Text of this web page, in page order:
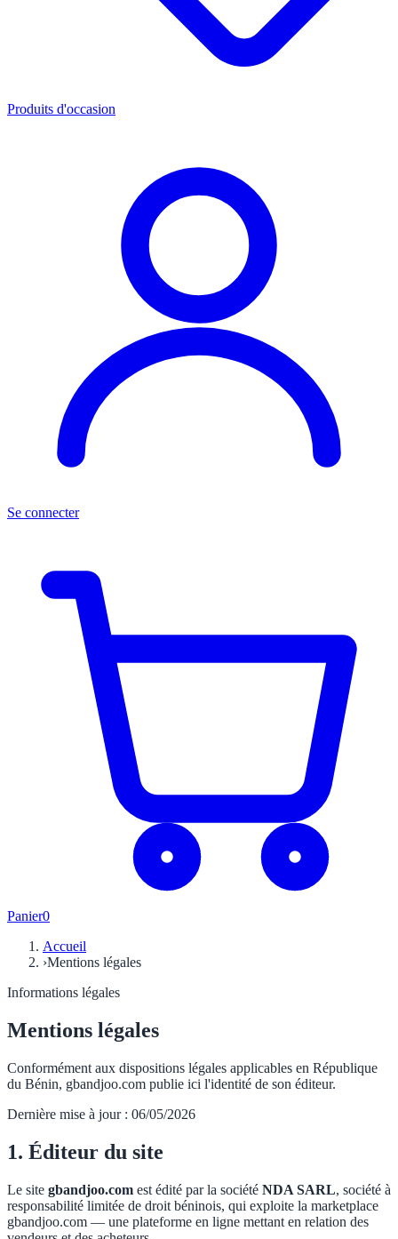
Produits d'occasion
Se connecter
Panier0
Accueil
›Mentions légales
Informations légales
Mentions légales
Conformément aux dispositions légales applicables en République
du Bénin, gbandjoo.com publie ici l'identité de son éditeur.
Dernière mise à jour : 06/05/2026
1. Éditeur du site
Le site gbandjoo.com est édité par la société NDA SARL, société à
responsabilité limitée de droit béninois, qui exploite la marketplace
gbandjoo.com — une plateforme en ligne mettant en relation des